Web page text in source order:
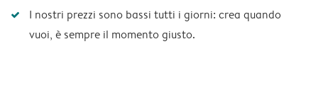
I nostri prezzi sono bassi tutti i giorni: crea quando
vuoi, è sempre il momento giusto.